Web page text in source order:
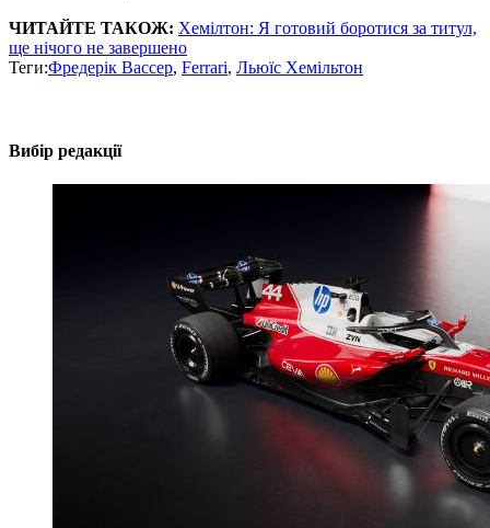
ЧИТАЙТЕ ТАКОЖ: Хемілтон: Я готовий боротися за титул,
ще нічого не завершено
Теги:Фредерік Вассер, Ferrari, Льюїс Хемільтон
Вибір редакції